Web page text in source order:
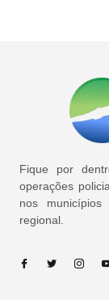
Fique por
operações
nos
regional.